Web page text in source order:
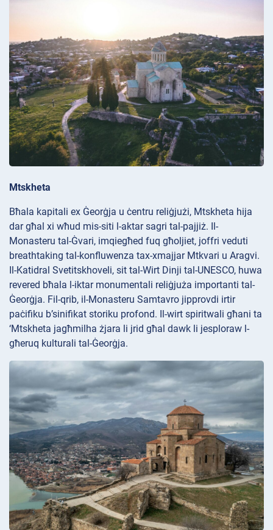
Mtskheta
Bħala kapitali ex Ġeorġja u ċentru reliġjużi, Mtskheta hija
dar għal xi wħud mis-siti l-aktar sagri tal-pajjiż. Il-
Monasteru tal-Ġvari, imqiegħed fuq għoljiet, joffri veduti
breathtaking tal-konfluwenza tax-xmajjar Mtkvari u Aragvi.
Il-Katidral Svetitskhoveli, sit tal-Wirt Dinji tal-UNESCO, huwa
revered bħala l-iktar monumentali reliġjuża importanti tal-
Ġeorġja. Fil-qrib, il-Monasteru Samtavro jipprovdi irtir
paċifiku b’sinifikat storiku profond. Il-wirt spiritwali għani ta
‘Mtskheta jagħmilha żjara li jrid għal dawk li jesploraw l-
għeruq kulturali tal-Ġeorġja.